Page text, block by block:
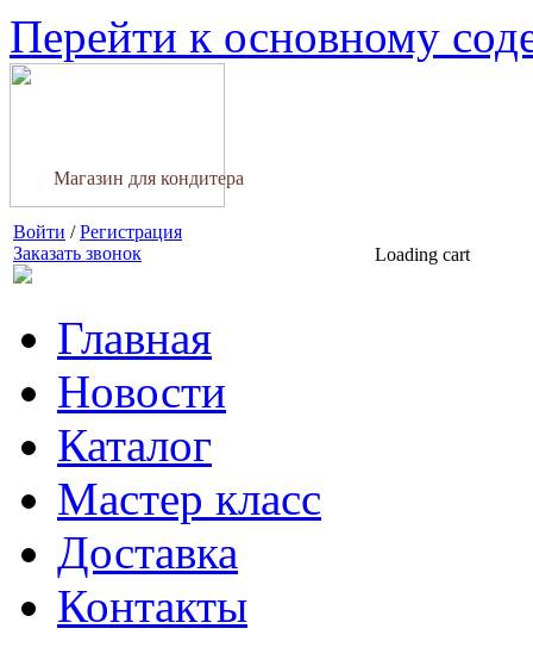
Перейти к основному
Магазин для кондитера
Войти /Регистрация
Заказать звонок
Loading cart
Главная
Новости
Каталог
Мастер класс
Доставка
Контакты